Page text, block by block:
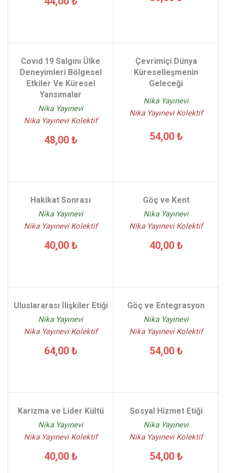
Covıd 19 Salgını Ülke
Deneyimleri Bölgesel
Etkiler Ve Küresel
Yansımalar
Nika Yayınevi
Nika Yayınevi Kolektif
48,00 ₺
Çevrimiçi Dünya
Küreselleşmenin
Geleceği
Nika Yayınevi
Nika Yayınevi Kolektif
54,00 ₺
Hakikat Sonrası
Nika Yayınevi
Nika Yayınevi Kolektif
40,00 ₺
Göç ve Kent
Nika Yayınevi
Nika Yayınevi Kolektif
40,00 ₺
Uluslararası İlişkiler Etiği
Nika Yayınevi
Nika Yayınevi Kolektif
64,00 ₺
Göç ve Entegrasyon
Nika Yayınevi
Nika Yayınevi Kolektif
54,00 ₺
Karizma ve Lider Kültü
Nika Yayınevi
Nika Yayınevi Kolektif
40,00 ₺
Sosyal Hizmet Etiği
Nika Yayınevi
Nika Yayınevi Kolektif
54,00 ₺